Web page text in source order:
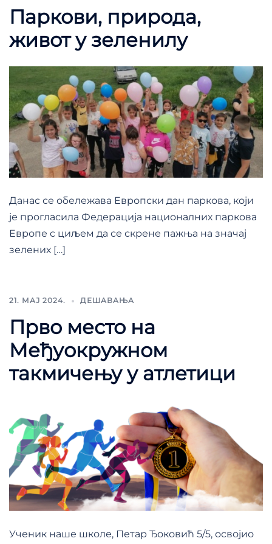
Паркови, природа,
живот у зеленилу
Данас се обележава Европски дан паркова, који
је прогласила Федерација националних паркова
Европе с циљем да се скрене пажња на значај
зелених […]
21. МАЈ 2024. ДЕШАВАЊА
Прво место на
Mеђуокружном
такмичењу у атлетици
Ученик наше школе, Петар Ђоковић 5/5, освојио